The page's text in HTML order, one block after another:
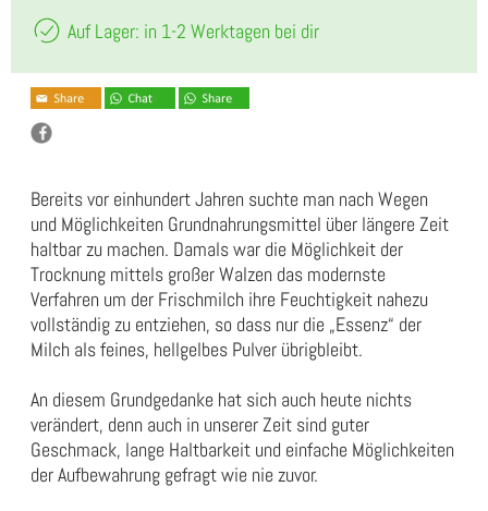
Auf Lager: in 1-2 Werktagen bei dir
Bereits vor einhundert Jahren suchte man nach Wegen
und Möglichkeiten Grundnahrungsmittel über längere Zeit
haltbar zu machen. Damals war die Möglichkeit der
Trocknung mittels großer Walzen das modernste
Verfahren um der Frischmilch ihre Feuchtigkeit nahezu
vollständig zu entziehen, so dass nur die „Essenz“ der
Milch als feines, hellgelbes Pulver übrigbleibt.
An diesem Grundgedanke hat sich auch heute nichts
verändert, denn auch in unserer Zeit sind guter
Geschmack, lange Haltbarkeit und einfache Möglichkeiten
der Aufbewahrung gefragt wie nie zuvor.